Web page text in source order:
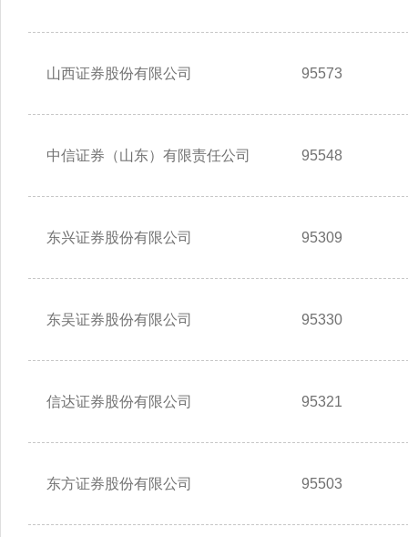
山西证券股份有限公司 95573
中信证券（山东）有限责任公司 95548
东兴证券股份有限公司 95309
东吴证券股份有限公司 95330
信达证券股份有限公司 95321
东方证券股份有限公司 95503